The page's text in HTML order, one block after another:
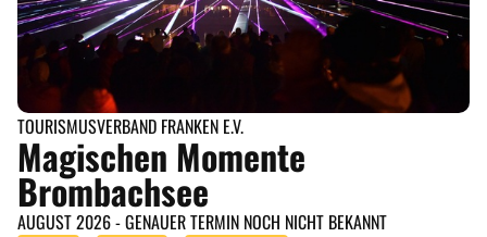
TOURISMUSVERBAND FRANKEN E.V.
Magischen Momente
Brombachsee
AUGUST 2026 - GENAUER TERMIN NOCH NICHT BEKANNT